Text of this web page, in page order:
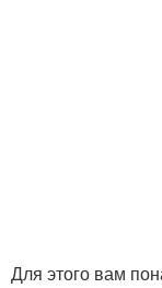
Для этого вам